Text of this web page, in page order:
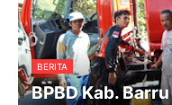
BERITA
BPBD Kab.